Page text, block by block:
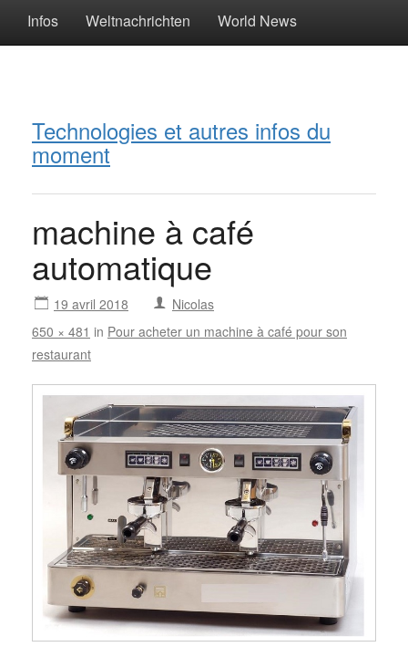
Infos Weltnachrichten World News
Technologies et autres infos du
moment
machine à café
automatique
19 avril 2018
Nicolas
650 × 481 in Pour acheter un machine à café pour son
restaurant